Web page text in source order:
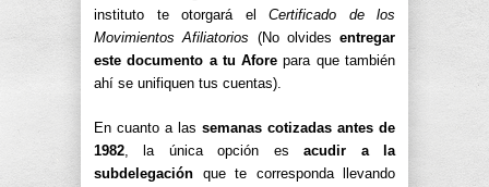
instituto te otorgará el Certificado de los
Movimientos Afiliatorios (No olvides entregar
este documento a tu Afore para que también
ahí se unifiquen tus cuentas).
En cuanto a las semanas cotizadas antes de
1982, la única opción esacudir a la
subdelegación que te corresponda llevando